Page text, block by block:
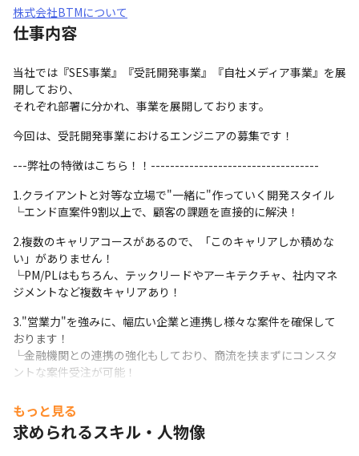
株式会社BTMについて
仕事内容
当社では『SES事業』『受託開発事業』『自社メディア事業』を展
開しており、
それぞれ部署に分かれ、事業を展開しております。
今回は、受託開発事業におけるエンジニアの募集です！
---弊社の特徴はこちら！！-----------------------------------
1.クライアントと対等な立場で"一緒に"作っていく開発スタイル
└エンド直案件9割以上で、顧客の課題を直接的に解決！
2.複数のキャリアコースがあるので、「このキャリアしか積めな
い」がありません！
└PM/PLはもちろん、テックリードやアーキテクチャ、社内マネ
ジメントなど複数キャリアあり！
3."営業力"を強みに、幅広い企業と連携し様々な案件を確保して
おります！
└金融機関との連携の強化もしており、商流を挟まずにコンスタ
ントな案件受注が可能！
4.地方にも様々拠点があるので、先々UIターンなども可能！
自身の地元で…希望する地域で…就業することが可能です♪
また、地方創生の一端を担う事ができます！
もっと見る
求められるスキル・人物像